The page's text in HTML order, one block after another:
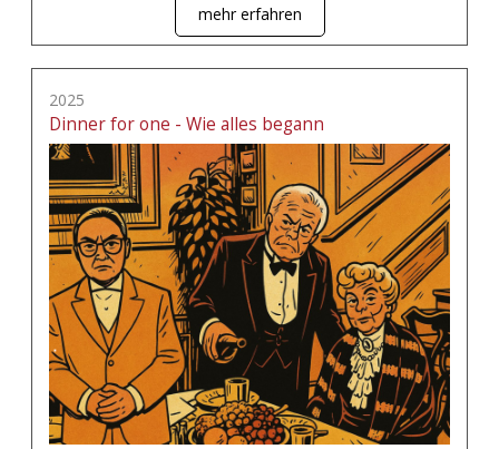
mehr erfahren
2025
Dinner for one - Wie alles begann